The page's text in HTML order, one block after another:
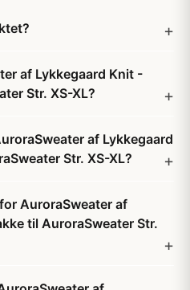
af Lykkegaard Knit -
Str. XS-XL?
af Lykkegaard
Str. XS-XL?
AuroraSweater af
til AuroraSweater Str.